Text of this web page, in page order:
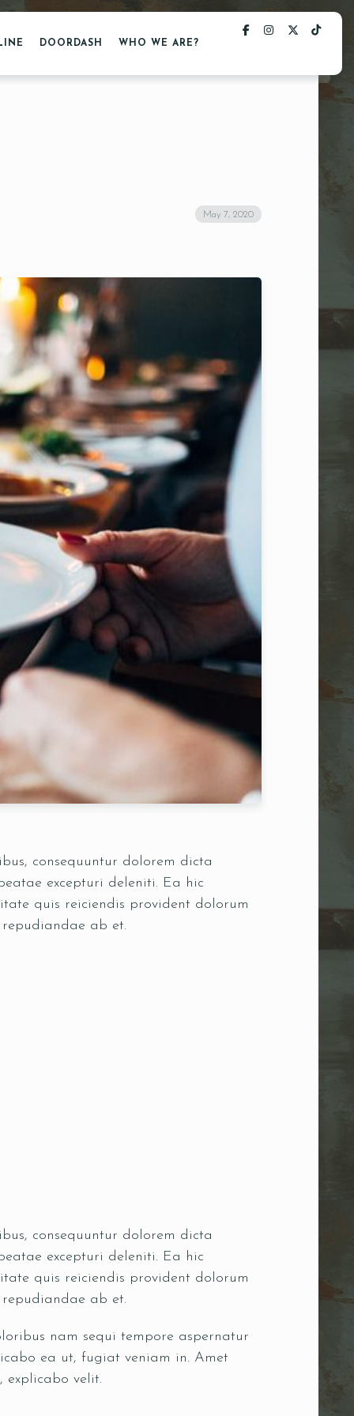
DOORDASH WHO WE ARE?
May 7, 2020
consequuntur dolorem dicta
excepturi deleniti. Ea hic
quis reiciendis provident dolorum
ab et.
consequuntur dolorem dicta
excepturi deleniti. Ea hic
quis reiciendis provident dolorum
ab et.
nam sequi tempore aspernatur
ea ut, fugiat veniam in. Amet
explicabo velit.